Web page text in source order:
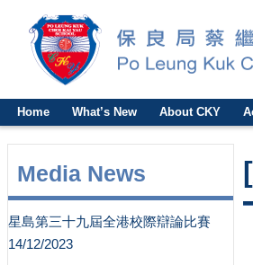
Home What’s New About CKY
Media News
星島第三十九屆全港校際辯論比賽
14/12/2023